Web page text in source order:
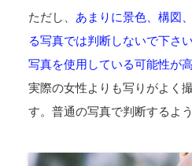
ただし、 あまりに景色、構図
る写真では判断しないで下さ
写真を使用している可能性が
実際の女性よりも写りがよく
す。普通の写真で判断するよ